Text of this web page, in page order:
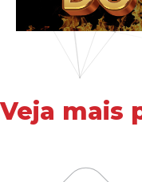
Veja mais